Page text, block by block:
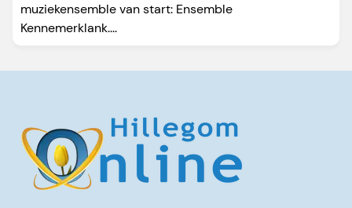
muziekensemble van start: Ensemble
Kennemerklank....